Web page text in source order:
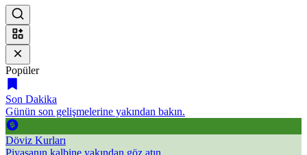
Popüler
Son Dakika
Günün son gelişmelerine yakından bakın.
Döviz Kurları
Piyasanın kalbine yakından göz atın.